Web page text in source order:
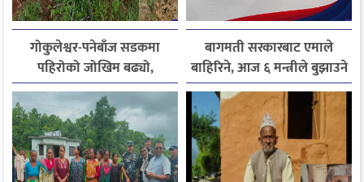
गोकुलेश्वर-पनेबाँज सडकमा
पहिरोको जोखिम बढ्यो,
स्थानीयले मागे तत्काल पर्खाल
निर्माण
बागमती सरकारबाट एमाले
बाहिरिने, आज ६ मन्त्रीले बुझाउने
राजीनामा